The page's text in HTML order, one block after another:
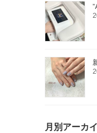
月別アーカ